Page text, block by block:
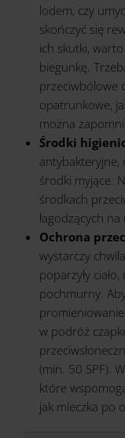
lodem, czy
skończyć się
ich skutki,
biegunkę.
przeciwbólowe
opatrunkowe,
można
Środki
antybakteryjne,
środki myjące.
środkach
łagodzących na
Ochrona
wystarczy
poparzyły
pochmurny.
w podróż
(min. 50 SPF).
które
jak mleczka po